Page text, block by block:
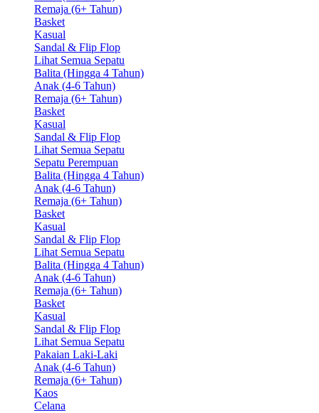
Remaja (6+ Tahun)
Basket
Kasual
Sandal & Flip Flop
Lihat Semua Sepatu
Balita (Hingga 4 Tahun)
Anak (4-6 Tahun)
Remaja (6+ Tahun)
Basket
Kasual
Sandal & Flip Flop
Lihat Semua Sepatu
Sepatu Perempuan
Balita (Hingga 4 Tahun)
Anak (4-6 Tahun)
Remaja (6+ Tahun)
Basket
Kasual
Sandal & Flip Flop
Lihat Semua Sepatu
Balita (Hingga 4 Tahun)
Anak (4-6 Tahun)
Remaja (6+ Tahun)
Basket
Kasual
Sandal & Flip Flop
Lihat Semua Sepatu
Pakaian Laki-Laki
Anak (4-6 Tahun)
Remaja (6+ Tahun)
Kaos
Celana